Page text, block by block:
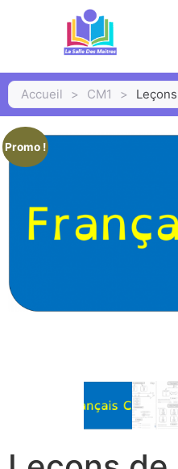
Accueil > CM1 >
Promo !